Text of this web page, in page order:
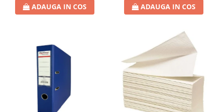
Odorizante cameră/auto
Odorizante toaletă
Saci menajeri
Detergenți și balsam de rufe
Dispensere/dozatoare
ADAUGA IN COS ADAUGA IN COS